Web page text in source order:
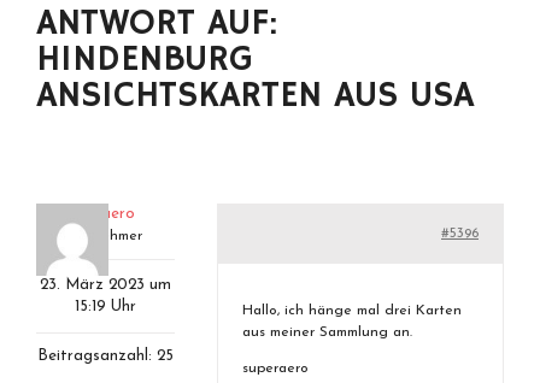
ANTWORT AUF:
HINDENBURG
ANSICHTSKARTEN AUS USA
superaero
Teilnehmer
23. März 2023 um
15:19 Uhr
Beitragsanzahl: 25
#5396
Hallo, ich hänge mal drei Karten
aus meiner Sammlung an.
superaero